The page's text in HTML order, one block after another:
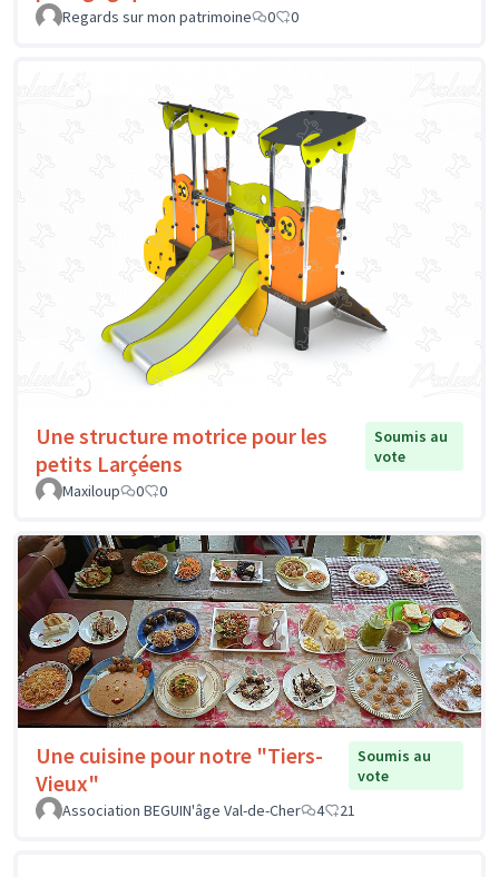
Regards sur mon patrimoine
0 0
Une structure motrice pour les
petits Larçéens
Soumis au
vote
Maxiloup
0 0
Une cuisine pour notre "Tiers-
Vieux"
Soumis au
vote
Association BEGUIN'âge Val-de-Cher
4 21